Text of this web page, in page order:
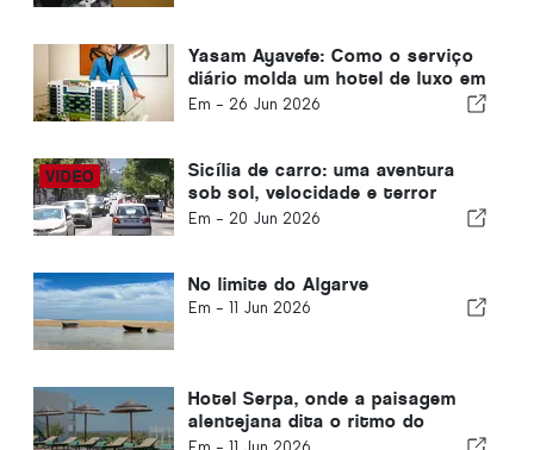
Yasam Ayavefe: Como o serviço
diário molda um hotel de luxo em
Mykonos
Em - 26 Jun 2026
Sicília de carro: uma aventura
sob sol, velocidade e terror
moderado
Em - 20 Jun 2026
No limite do Algarve
Em - 11 Jun 2026
Hotel Serpa, onde a paisagem
alentejana dita o ritmo do
tempo